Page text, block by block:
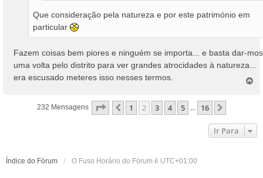
Que consideração pela natureza e por este património em
particular
Fazem coisas bem piores e ninguém se importa... e basta dar-mos
uma volta pelo distrito para ver grandes atrocidades à natureza...
era escusado meteres isso nesses termos.
232 Mensagens Página De 16
Anterior
1 2 3 4 5 ... 16
Ir Para
Índice do Fórum O Fuso Horário do Fórum é UTC+01:00